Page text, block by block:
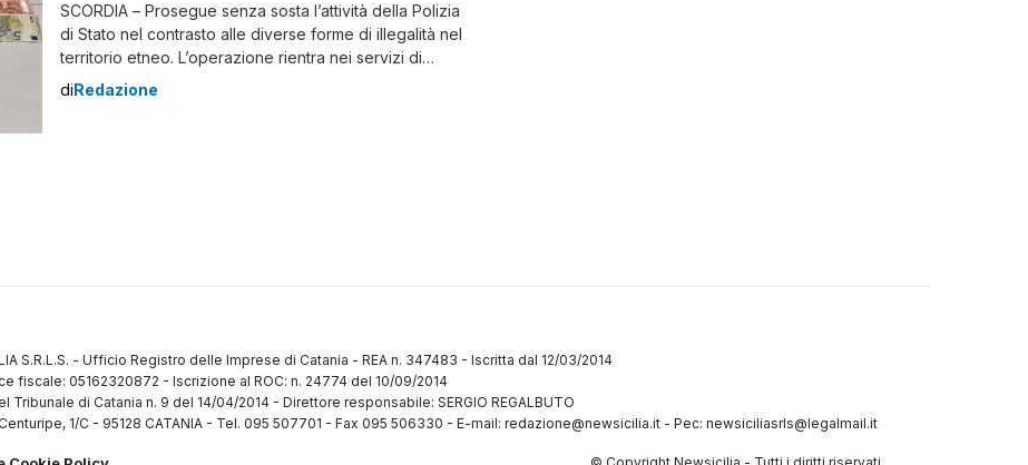
SCORDIA – Prosegue senza sosta l’attività della Polizia
di Stato nel contrasto alle diverse forme di illegalità nel
territorio etneo. L’operazione rientra nei servizi di
prevenzione e controllo disposti dal Questore di
di Redazione
S.R.L.S. - Ufficio Registro delle Imprese di Catania - REA n. 347483 - Iscritta dal 12/03/2014
fiscale: 05162320872 - Iscrizione al ROC: n. 24774 del 10/09/2014
Tribunale di Catania n. 9 del 14/04/2014 - Direttore responsabile: SERGIO REGALBUTO
1/C - 95128 CATANIA - Tel. 095 507701 - Fax 095 506330 - E-mail: redazione@newsicilia.it - Pec: newsiciliasrls@legalmail.it